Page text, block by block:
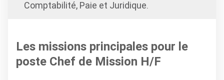
Comptabilité, Paie et Juridique.
Les missions principales pour le
poste Chef de Mission H/F